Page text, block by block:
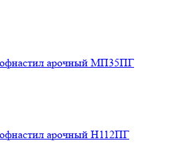
арочный МП35ПГ
арочный Н112ПГ